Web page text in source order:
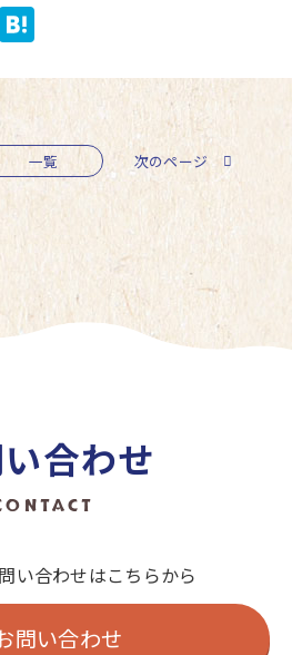
Line
一覧 次のページ
合わせ
い合わせはこちらから
問い合わせ